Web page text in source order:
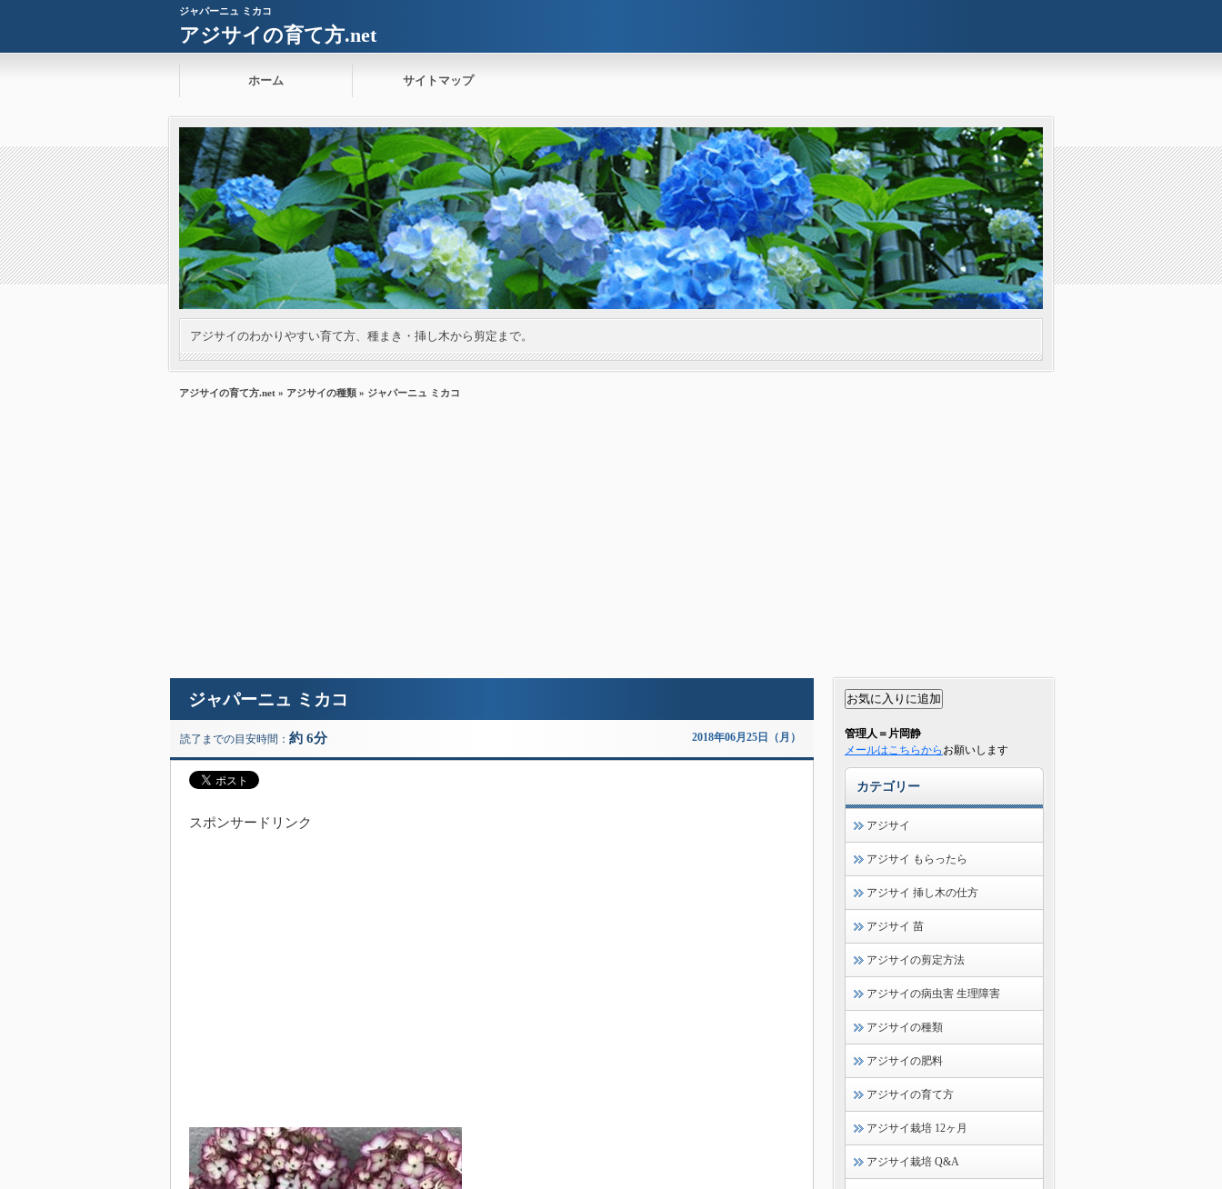
ジャパーニュ ミカコ
アジサイの育て方.net
ホーム サイトマップ
アジサイのわかりやすい育て方、種まき・挿し木から剪定まで。
アジサイの育て方.net » アジサイの種類 » ジャパーニュ ミカコ
ジャパーニュ ミカコ
読了までの目安時間： 約 6分 2018年06月25日（月）
スポンサードリンク
管理人＝片岡静
メールはこちらから お願いします
カテゴリー
アジサイ
アジサイ もらったら
アジサイ 挿し木の仕方
アジサイ 苗
アジサイの剪定方法
アジサイの病虫害 生理障害
アジサイの種類
アジサイの肥料
アジサイの育て方
アジサイ栽培 12ヶ月
アジサイ栽培 Q&A